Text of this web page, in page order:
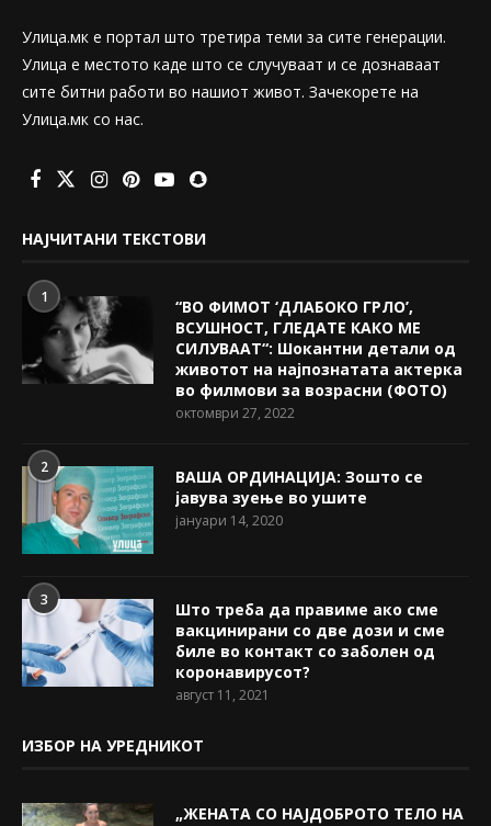
Улица.мк е портал што третира теми за сите генерации.
Улица е местото каде што се случуваат и се дознаваат
сите битни работи во нашиот живот. Зачекорете на
Улица.мк со нас.
НАЈЧИТАНИ ТЕКСТОВИ
1
“ВО ФИМОТ ‘ДЛАБОКО ГРЛО’,
ВСУШНОСТ, ГЛЕДАТЕ КАКО МЕ
СИЛУВААТ“: Шокантни детали од
животот на најпознатата актерка
во филмови за возрасни (ФОТО)
октомври 27, 2022
2
ВАША ОРДИНАЦИЈА: Зошто се
јавува зуење во ушите
јануари 14, 2020
3
Што треба да правиме ако сме
вакцинирани со две дози и сме
биле во контакт со заболен од
коронавирусот?
август 11, 2021
ИЗБОР НА УРЕДНИКОТ
„ЖЕНАТА СО НАЈДОБРОТО ТЕЛО НА